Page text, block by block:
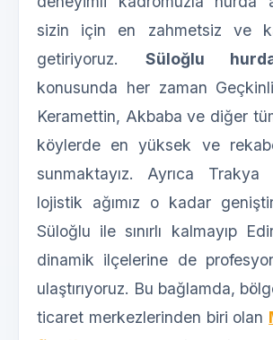
sizin için en zahmetsiz ve
getiriyoruz. Süloğlu
konusunda her zaman
Keramettin, Akbaba ve diğer
köylerde en yüksek ve
sunmaktayız. Ayrıca Trakya
lojistik ağımız o kadar
Süloğlu ile sınırlı kalmayıp
dinamik ilçelerine de
ulaştırıyoruz. Bu bağlamda,
ticaret merkezlerinden biri olan